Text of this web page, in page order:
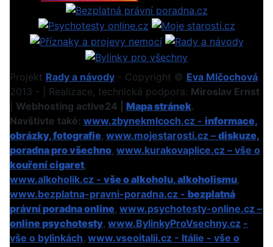
Projekt Rady a návody - Copyright © Eva Mlčochová
2013 - | Realizace, technická podpora: Miroslav Ernst
Webhosting active24 | Mapa stránek.
Navštivte také: www.zbynekmlcoch.cz - informace,
obrázky, fotografie, www.mojestarosti.cz – diskuze,
poradna pro všechno, www.kurakovaplice.cz – vše o
kouření cigaret,
www.alkoholik.cz - vše o alkoholu, alkoholismu,
www.bezplatna-pravni-poradna.cz - bezplatná
právní poradna online, www.psychotesty-online.cz –
online psychotesty, www.BylinkyProVsechny.cz -
vše o bylinkách, www.vseoitalii.cz - Itálie - vše o